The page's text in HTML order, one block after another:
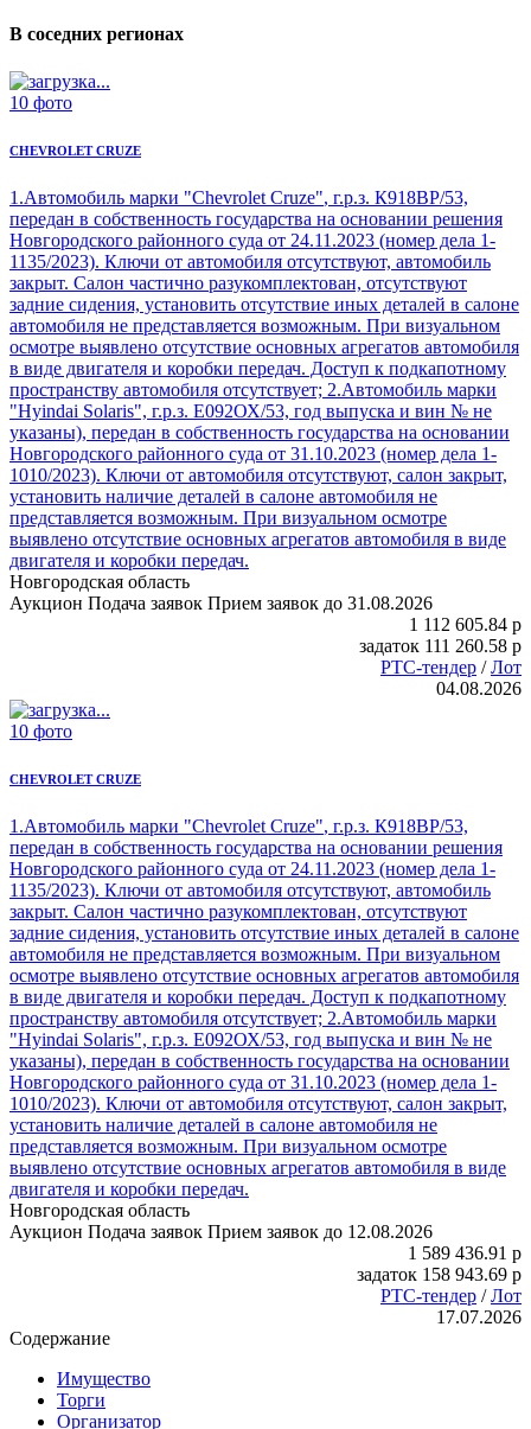
В соседних регионах
10 фото
CHEVROLET CRUZE
1.Автомобиль марки "Chevrolet Cruze", г.р.з. К918ВР/53,
передан в собственность государства на основании решения
Новгородского районного суда от 24.11.2023 (номер дела 1-
1135/2023). Ключи от автомобиля отсутствуют, автомобиль
закрыт. Салон частично разукомплектован, отсутствуют
задние сидения, установить отсутствие иных деталей в салоне
автомобиля не представляется возможным. При визуальном
осмотре выявлено отсутствие основных агрегатов автомобиля
в виде двигателя и коробки передач. Доступ к подкапотному
пространству автомобиля отсутствует; 2.Автомобиль марки
"Hyindai Solaris", г.р.з. Е092ОХ/53, год выпуска и вин № не
указаны), передан в собственность государства на основании
Новгородского районного суда от 31.10.2023 (номер дела 1-
1010/2023). Ключи от автомобиля отсутствуют, салон закрыт,
установить наличие деталей в салоне автомобиля не
представляется возможным. При визуальном осмотре
выявлено отсутствие основных агрегатов автомобиля в виде
двигателя и коробки передач.
Новгородская область
Аукцион Подача заявок Прием заявок до 31.08.2026
1 112 605.84 p
задаток 111 260.58 p
РТС-тендер /Лот
04.08.2026
10 фото
CHEVROLET CRUZE
1.Автомобиль марки "Chevrolet Cruze", г.р.з. К918ВР/53,
передан в собственность государства на основании решения
Новгородского районного суда от 24.11.2023 (номер дела 1-
1135/2023). Ключи от автомобиля отсутствуют, автомобиль
закрыт. Салон частично разукомплектован, отсутствуют
задние сидения, установить отсутствие иных деталей в салоне
автомобиля не представляется возможным. При визуальном
осмотре выявлено отсутствие основных агрегатов автомобиля
в виде двигателя и коробки передач. Доступ к подкапотному
пространству автомобиля отсутствует; 2.Автомобиль марки
"Hyindai Solaris", г.р.з. Е092ОХ/53, год выпуска и вин № не
указаны), передан в собственность государства на основании
Новгородского районного суда от 31.10.2023 (номер дела 1-
1010/2023). Ключи от автомобиля отсутствуют, салон закрыт,
установить наличие деталей в салоне автомобиля не
представляется возможным. При визуальном осмотре
выявлено отсутствие основных агрегатов автомобиля в виде
двигателя и коробки передач.
Новгородская область
Аукцион Подача заявок Прием заявок до 12.08.2026
1 589 436.91 p
задаток 158 943.69 p
РТС-тендер /Лот
17.07.2026
Содержание
Имущество
Торги
Организатор